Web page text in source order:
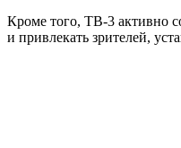
Кроме того, ТВ-3 активно
и привлекать зрителей,